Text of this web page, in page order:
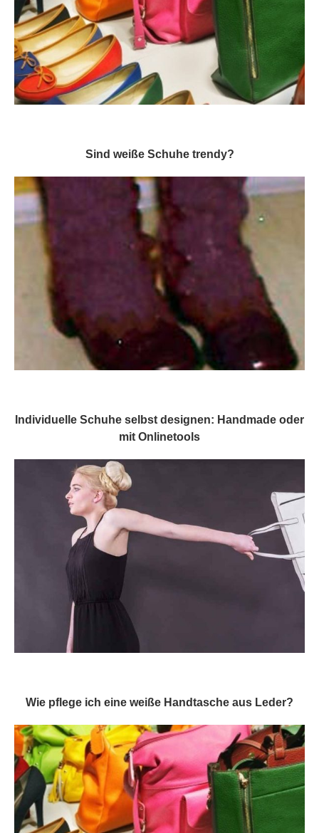
Sind weiße Schuhe trendy?
Individuelle Schuhe selbst designen: Handmade oder
mit Onlinetools
Wie pflege ich eine weiße Handtasche aus Leder?